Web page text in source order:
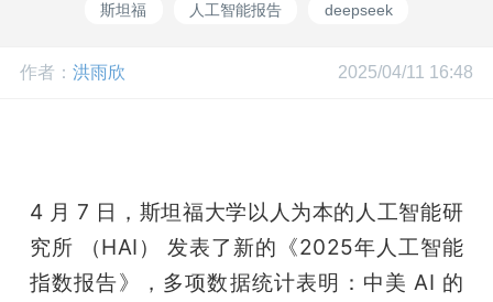
开
课
斯坦福 人工智能报告 deepseek
作者： 洪雨欣 2025/04/11 16:48
4 月 7 日，斯坦福大学以人为本的人工智能研
究所 （HAI） 发表了新的《2025年人工智能
指数报告》，多项数据统计表明：中美 AI 的